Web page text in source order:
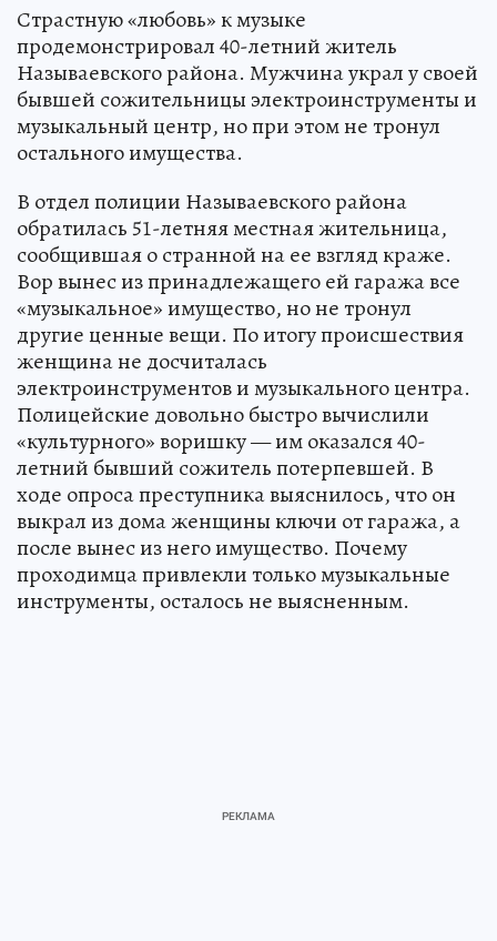
Страстную «любовь» к музыке
продемонстрировал 40-летний житель
Называевского района. Мужчина украл у своей
бывшей сожительницы электроинструменты и
музыкальный центр, но при этом не тронул
остального имущества.
В отдел полиции Называевского района
обратилась 51-летняя местная жительница,
сообщившая о странной на ее взгляд краже.
Вор вынес из принадлежащего ей гаража все
«музыкальное» имущество, но не тронул
другие ценные вещи. По итогу происшествия
женщина не досчиталась
электроинструментов и музыкального центра.
Полицейские довольно быстро вычислили
«культурного» воришку — им оказался 40-
летний бывший сожитель потерпевшей. В
ходе опроса преступника выяснилось, что он
выкрал из дома женщины ключи от гаража, а
после вынес из него имущество. Почему
проходимца привлекли только музыкальные
инструменты, осталось не выясненным.